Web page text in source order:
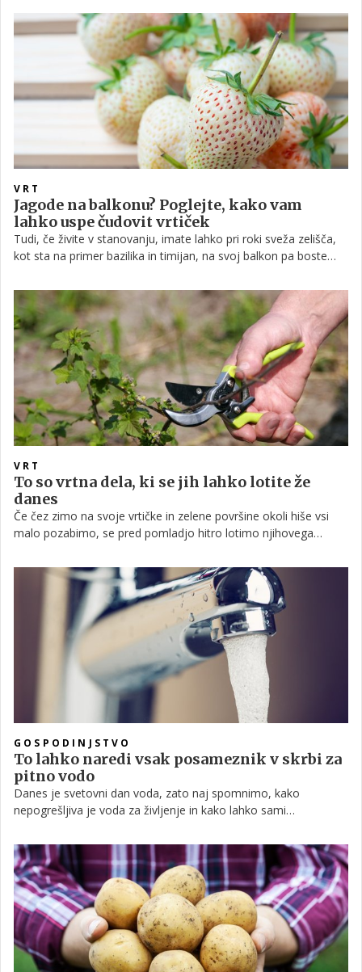
vsem, ki imate prostor na svojem vrtu.
VRT
Jagode na balkonu? Poglejte, kako vam
lahko uspe čudovit vrtiček
Tudi, če živite v stanovanju, imate lahko pri roki sveža zelišča,
kot sta na primer bazilika in timijan, na svoj balkon pa boste
lahko kosilo. Vrtnarjenje na manjših površinah je namreč lahko
zelo preprosto. V nadaljevanju si preberite nekaj koristnih
nasvetov.
VRT
To so vrtna dela, ki se jih lahko lotite že
danes
Če čez zimo na svoje vrtičke in zelene površine okoli hiše vsi
malo pozabimo, se pred pomladjo hitro lotimo njihovega
svojo zelenjavo in občudovali urejeno okolico, ki jo bodo krasile
cvetoče rože. Pred pričetkom dela pa potrebujemo le dober
načrt, ustrezno orodje, voljo in čas.
GOSPODINJSTVO
To lahko naredi vsak posameznik v skrbi za
pitno vodo
Danes je svetovni dan voda, zato naj spomnimo, kako
nepogrešljiva je voda za življenje in kako lahko sami
onesnaževanje.